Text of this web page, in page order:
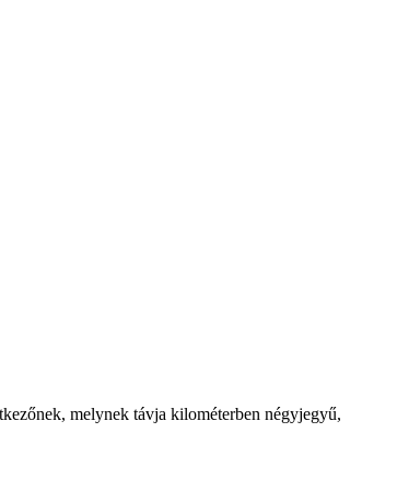
melynek távja kilométerben négyjegyű,